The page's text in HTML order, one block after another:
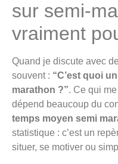
sur semi-
vraiment
Quand je discute avec
souvent : “C’est quoi
marathon ?”. Ce qui
dépend beaucoup du
temps moyen semi
statistique : c’est un
situer, se motiver ou